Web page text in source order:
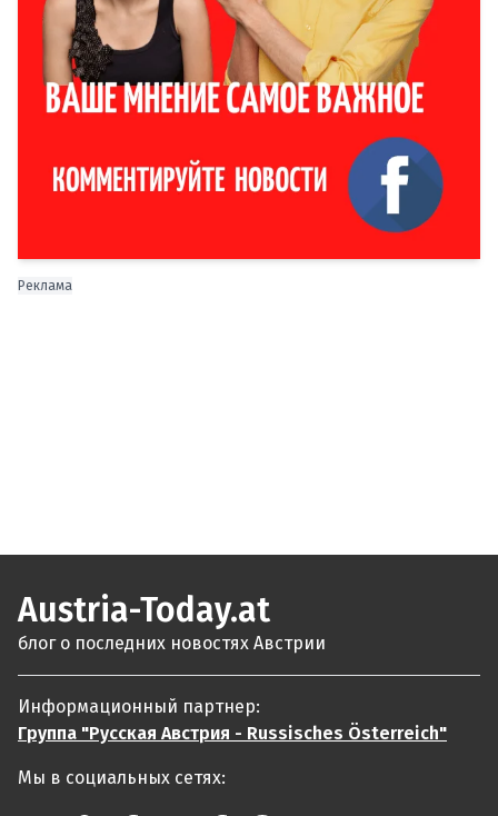
Реклама
Austria-Today.at
блог о последних новостях Австрии
Информационный партнер:
Группа "Русская Австрия - Russisches Österreich"
Мы в социальных сетях: